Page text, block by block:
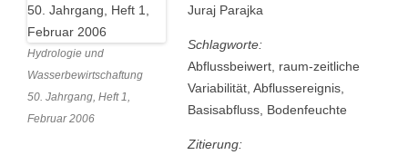
Hydrologie und
Wasserbewirtschaftung
50. Jahrgang, Heft 1,
Februar 2006
Juraj Parajka
Schlagworte:
Abflussbeiwert, raum-zeitliche
Variabilität, Abflussereignis,
Basisabfluss, Bodenfeuchte
Zitierung: